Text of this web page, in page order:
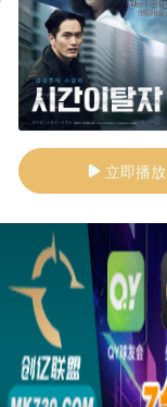
 立即播放